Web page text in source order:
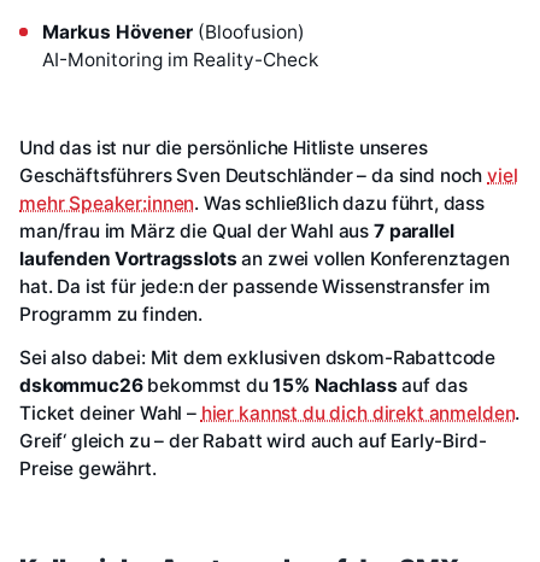
Markus Hövener(Bloofusion)
AI-Monitoring im Reality-Check
Und das ist nur die persönliche Hitliste unseres
Geschäftsführers Sven Deutschländer – da sind nochviel
mehr Speaker:innen. Was schließlich dazu führt, dass
man/frau im März die Qual der Wahl aus 7 parallel
laufenden Vortragsslots an zwei vollen Konferenztagen
hat. Da ist für jede:n der passende Wissenstransfer im
Programm zu finden.
Sei also dabei: Mit dem exklusiven dskom-Rabattcode
dskommuc26bekommst du15% Nachlass auf das
Ticket deiner Wahl – hier kannst du dich direkt anmelden.
Greif‘ gleich zu – der Rabatt wird auch auf Early-Bird-
Preise gewährt.